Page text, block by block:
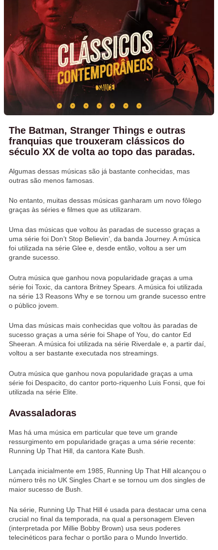
The Batman, Stranger Things e outras
franquias que trouxeram clássicos do
século XX de volta ao topo das paradas.
Algumas dessas músicas são já bastante conhecidas, mas
outras são menos famosas.
No entanto, muitas dessas músicas ganharam um novo fôlego
graças às séries e filmes que as utilizaram.
Uma das músicas que voltou às paradas de sucesso graças a
uma série foi Don’t Stop Believin’, da banda Journey. A música
foi utilizada na série Glee e, desde então, voltou a ser um
grande sucesso.
Outra música que ganhou nova popularidade graças a uma
série foi Toxic, da cantora Britney Spears. A música foi utilizada
na série 13 Reasons Why e se tornou um grande sucesso entre
o público jovem.
Uma das músicas mais conhecidas que voltou às paradas de
sucesso graças a uma série foi Shape of You, do cantor Ed
Sheeran. A música foi utilizada na série Riverdale e, a partir daí,
voltou a ser bastante executada nos streamings.
Outra música que ganhou nova popularidade graças a uma
série foi Despacito, do cantor porto-riquenho Luis Fonsi, que foi
utilizada na série Elite.
Avassaladoras
Mas há uma música em particular que teve um grande
ressurgimento em popularidade graças a uma série recente:
Running Up That Hill, da cantora Kate Bush.
Lançada inicialmente em 1985, Running Up That Hill alcançou o
número três no UK Singles Chart e se tornou um dos singles de
maior sucesso de Bush.
Na série, Running Up That Hill é usada para destacar uma cena
crucial no final da temporada, na qual a personagem Eleven
(interpretada por Millie Bobby Brown) usa seus poderes
telecinéticos para fechar o portão para o Mundo Invertido.